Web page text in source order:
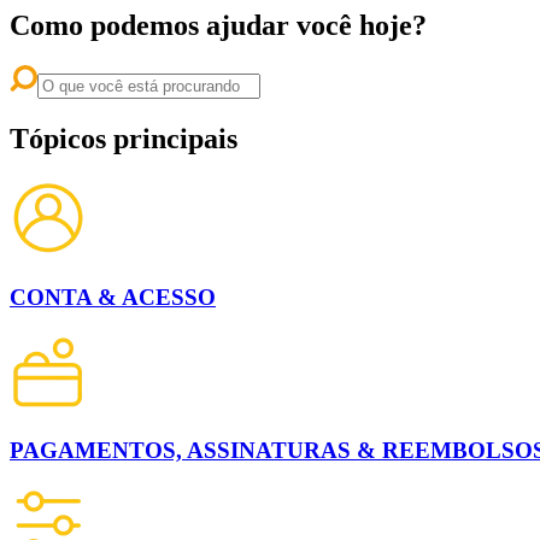
Como podemos ajudar você hoje?
Tópicos principais
CONTA & ACESSO
PAGAMENTOS, ASSINATURAS &